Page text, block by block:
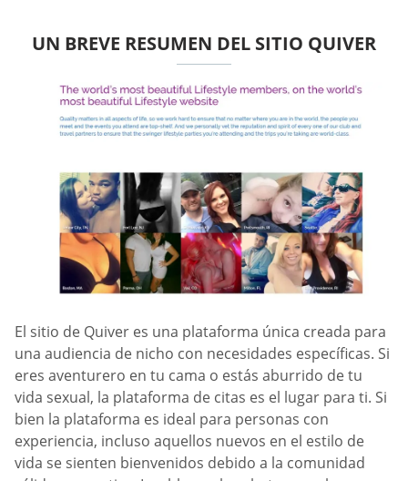
UN BREVE RESUMEN DEL SITIO QUIVER
El sitio de Quiver es una plataforma única creada para
una audiencia de nicho con necesidades específicas. Si
eres aventurero en tu cama o estás aburrido de tu
vida sexual, la plataforma de citas es el lugar para ti. Si
bien la plataforma es ideal para personas con
experiencia, incluso aquellos nuevos en el estilo de
vida se sienten bienvenidos debido a la comunidad